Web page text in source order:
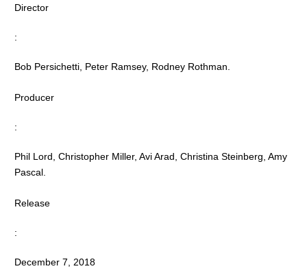
Director
:
Bob Persichetti, Peter Ramsey, Rodney Rothman.
Producer
:
Phil Lord, Christopher Miller, Avi Arad, Christina Steinberg, Amy
Pascal.
Release
:
December 7, 2018